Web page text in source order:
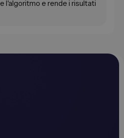
l'algoritmo e rende i risultati